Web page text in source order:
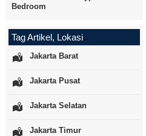
Bedroom
Tag Artikel, Lokasi
Jakarta Barat
Jakarta Pusat
Jakarta Selatan
Jakarta Timur